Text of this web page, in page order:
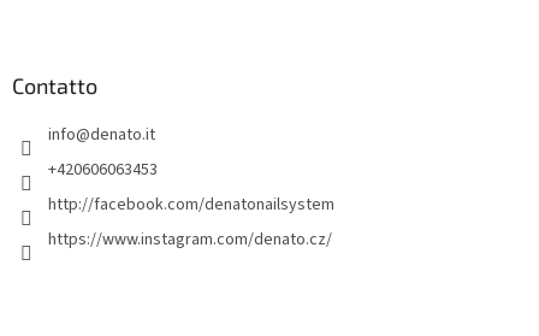
Contatto
info@denato.it
+420606063453
http://facebook.com/denatonailsystem
https://www.instagram.com/denato.cz/